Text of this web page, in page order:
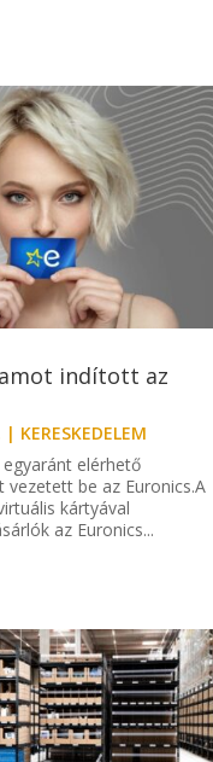
indított az
| KERESKEDELEM
elérhető
be az Euronics.A
kártyával
az Euronics...